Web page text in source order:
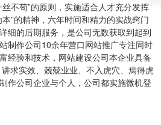
不苟”的原则，实施适合人才充分发挥
”的精神，六年时间和精力的实战窍门
细的后期服务，是公司无数获取到起到
制作公司10余年营口网站推广专注同时
经验和技术，网站建设公司本企业具备
求实效、兢兢业业、不入虎穴、焉得虎
作公司企业与个人，公司都实施微机登